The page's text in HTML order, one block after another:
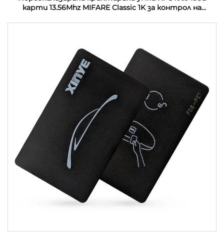
карти 13.56Mhz MIFARE Classic 1K за контрол на